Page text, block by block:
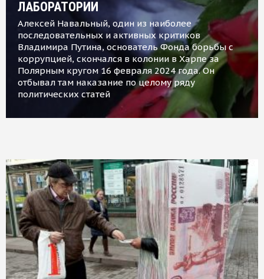
ЛАБОРАТОРИИ
Алексей Навальный, один из наиболее
последовательных и активных критиков
Владимира Путина, основатель Фонда борьбы с
коррупцией, скончался в колонии в Харпе за
Полярным кругом 16 февраля 2024 года. Он
отбывал там наказание по целому ряду
политических статей